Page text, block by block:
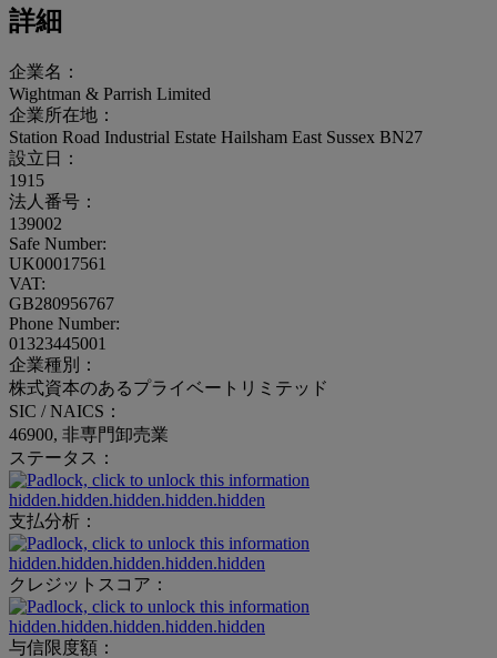
詳細
企業名：
Wightman & Parrish Limited
企業所在地：
Station Road Industrial Estate Hailsham East Sussex BN27
設立日：
1915
法人番号：
139002
Safe Number:
UK00017561
VAT:
GB280956767
Phone Number:
01323445001
企業種別：
株式資本のあるプライベートリミテッド
SIC / NAICS：
46900, 非専門卸売業
ステータス：
hidden.hidden.hidden.hidden.hidden
支払分析：
hidden.hidden.hidden.hidden.hidden
クレジットスコア：
hidden.hidden.hidden.hidden.hidden
与信限度額：